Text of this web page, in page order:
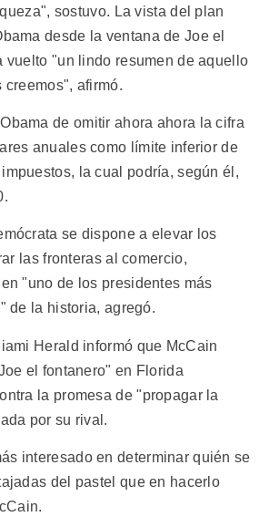
sostuvo. La vista del plan
desde la ventana de Joe el
vuelto "un lindo resumen de aquello
creemos", afirmó.
de omitir ahora ahora la cifra
anuales como límite inferior de
la cual podría, según él,
se dispone a elevar los
las fronteras al comercio,
"uno de los presidentes más
de la historia, agregó.
Herald informó que McCain
el fontanero" en Florida
la promesa de "propagar la
por su rival.
interesado en determinar quién se
del pastel que en hacerlo